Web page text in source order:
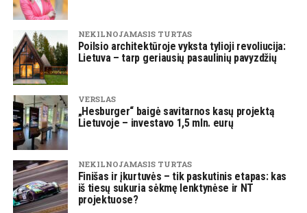
NEKILNOJAMASIS TURTAS
Poilsio architektūroje vyksta tylioji revoliucija:
Lietuva – tarp geriausių pasaulinių pavyzdžių
VERSLAS
„Hesburger“ baigė savitarnos kasų projektą
Lietuvoje – investavo 1,5 mln. eurų
NEKILNOJAMASIS TURTAS
Finišas ir įkurtuvės – tik paskutinis etapas: kas
iš tiesų sukuria sėkmę lenktynėse ir NT
projektuose?